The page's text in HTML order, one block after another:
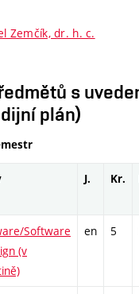
Zemčík, dr. h. c.
s
plán)
J. Kr.
Software
(v
en 5